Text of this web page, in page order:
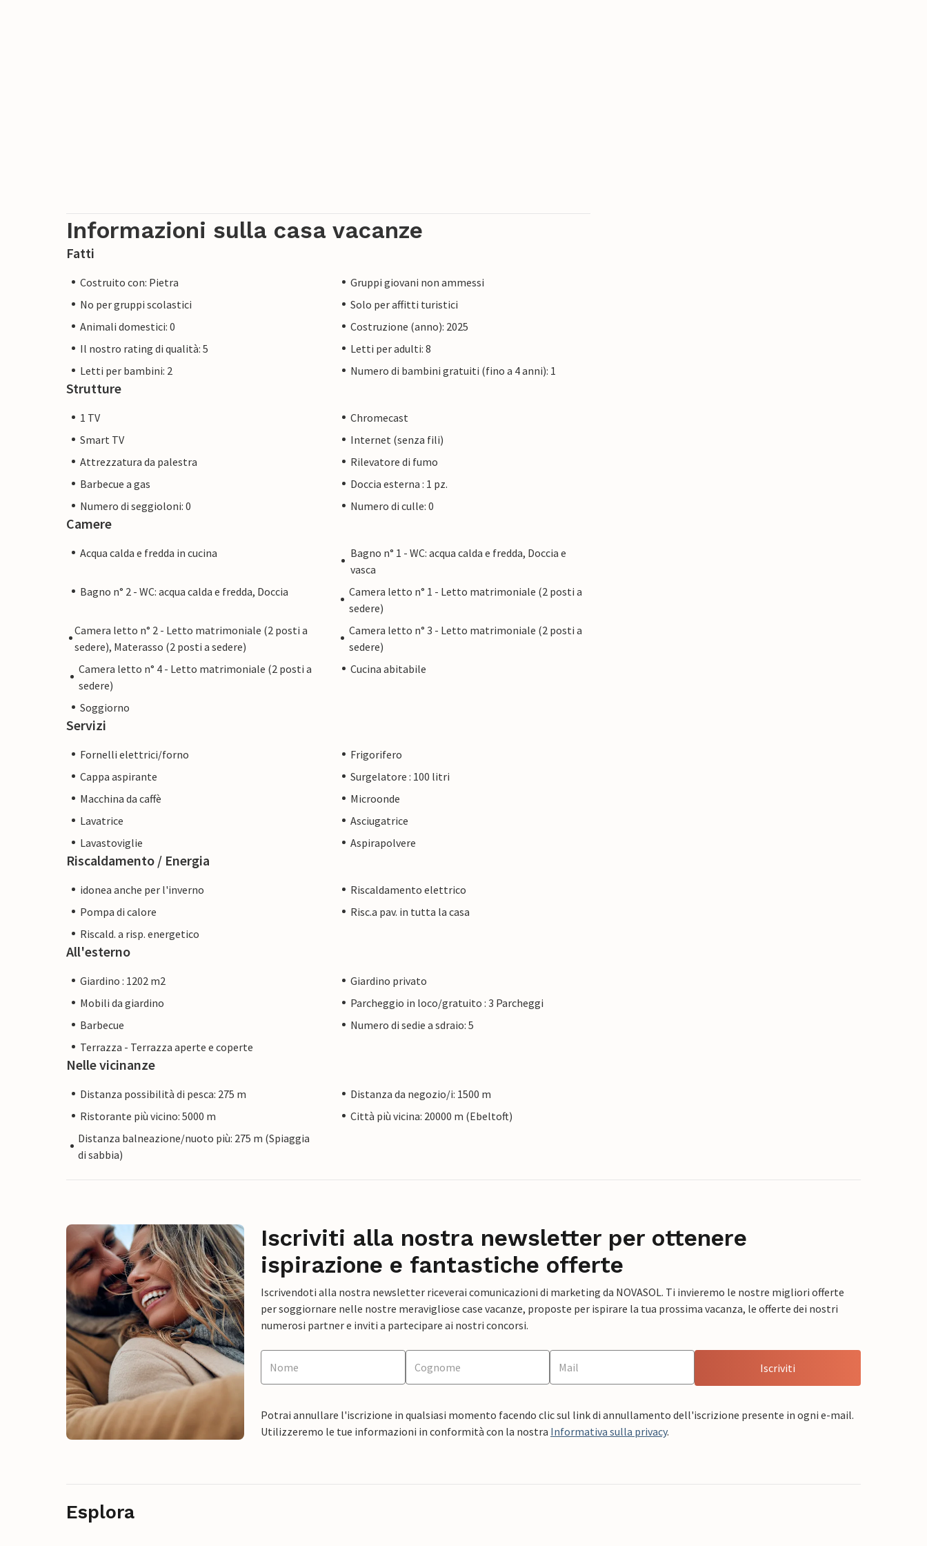
Informazioni sulla casa vacanze
Fatti
Costruito con: Pietra
Gruppi giovani non ammessi
No per gruppi scolastici
Solo per affitti turistici
Animali domestici: 0
Costruzione (anno): 2025
Il nostro rating di qualità: 5
Letti per adulti: 8
Letti per bambini: 2
Numero di bambini gratuiti (fino a 4 anni): 1
Strutture
1 TV
Chromecast
Smart TV
Internet (senza fili)
Attrezzatura da palestra
Rilevatore di fumo
Barbecue a gas
Doccia esterna : 1 pz.
Numero di seggioloni: 0
Numero di culle: 0
Camere
Acqua calda e fredda in cucina
Bagno n° 1 - WC: acqua calda e fredda, Doccia e
vasca
Bagno n° 2 - WC: acqua calda e fredda, Doccia
Camera letto n° 1 - Letto matrimoniale (2 posti a
sedere)
Camera letto n° 2 - Letto matrimoniale (2 posti a
sedere), Materasso (2 posti a sedere)
Camera letto n° 3 - Letto matrimoniale (2 posti a
sedere)
Camera letto n° 4 - Letto matrimoniale (2 posti a
sedere)
Cucina abitabile
Soggiorno
Servizi
Fornelli elettrici/forno
Frigorifero
Cappa aspirante
Surgelatore : 100 litri
Macchina da caffè
Microonde
Lavatrice
Asciugatrice
Lavastoviglie
Aspirapolvere
Riscaldamento / Energia
idonea anche per l'inverno
Riscaldamento elettrico
Pompa di calore
Risc.a pav. in tutta la casa
Riscald. a risp. energetico
All'esterno
Giardino : 1202 m2
Giardino privato
Mobili da giardino
Parcheggio in loco/gratuito : 3 Parcheggi
Barbecue
Numero di sedie a sdraio: 5
Terrazza - Terrazza aperte e coperte
Nelle vicinanze
Distanza possibilità di pesca: 275 m
Distanza da negozio/i: 1500 m
Ristorante più vicino: 5000 m
Città più vicina: 20000 m (Ebeltoft)
Distanza balneazione/nuoto più: 275 m (Spiaggia
di sabbia)
Iscriviti alla nostra newsletter per ottenere
ispirazione e fantastiche offerte
Iscrivendoti alla nostra newsletter riceverai comunicazioni di marketing da NOVASOL. Ti invieremo le nostre migliori offerte
per soggiornare nelle nostre meravigliose case vacanze, proposte per ispirare la tua prossima vacanza, le offerte dei nostri
numerosi partner e inviti a partecipare ai nostri concorsi.
Iscriviti
Potrai annullare l'iscrizione in qualsiasi momento facendo clic sul link di annullamento dell'iscrizione presente in ogni e-mail.
Utilizzeremo le tue informazioni in conformità con la nostra Informativa sulla privacy.
Esplora